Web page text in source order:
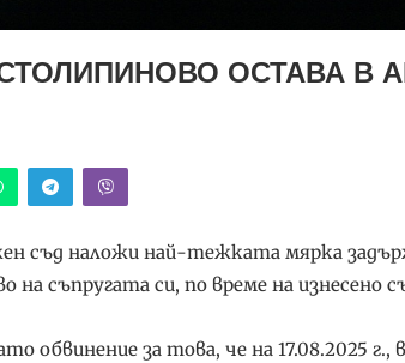
ОСТАВА В
съд наложи най-тежката мярка
съпругата си, по време на изнесено
обвинение за това, че на 17.08.2025